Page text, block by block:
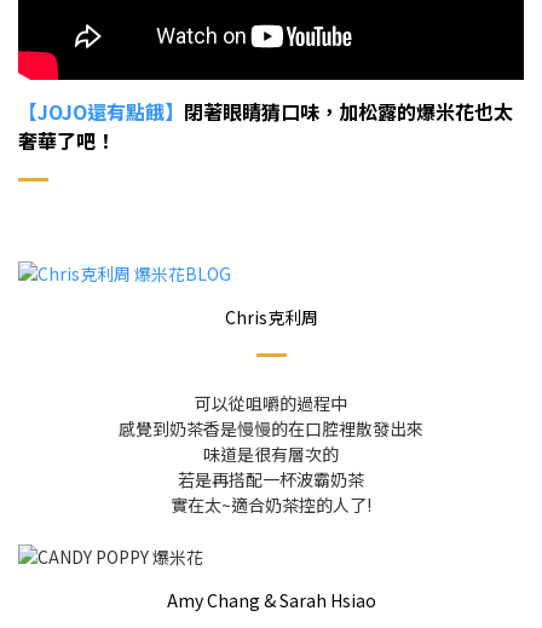
【JOJO還有點餓】 閉著眼睛猜口味，加松露的爆米花也太
奢華了吧！
Chris克利周
可以從咀嚼的過程中
感覺到奶茶香是慢慢的在口腔裡散發出來
味道是很有層次的
若是再搭配一杯波霸奶茶
實在太~適合奶茶控的人了!
Amy Chang & Sarah Hsiao​